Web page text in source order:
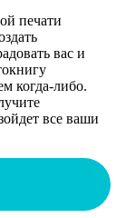
печати
вас и
когда-либо.
все ваши